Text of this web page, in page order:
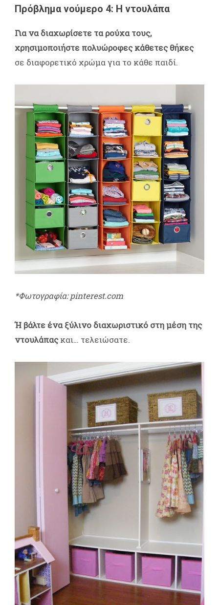
Πρόβλημα νούμερο 4: Η ντουλάπα
Για να διαχωρίσετε τα ρούχα τους,
χρησιμοποιήστε πολυώροφες κάθετες θήκες
σε διαφορετικό χρώμα για το κάθε παιδί.
*Φωτογραφία: pinterest.com
Ή βάλτε ένα ξύλινο διαχωριστικό στη μέση της
ντουλάπαςκαι… τελειώσατε.